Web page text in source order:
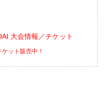
大会情報／チケット
ット販売中！